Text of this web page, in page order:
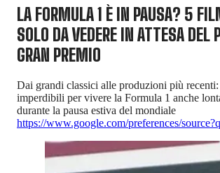
LA FORMULA 1 È IN PAUSA? 5
SOLO DA VEDERE IN ATTESA DEL
GRAN PREMIO
Dai grandi classici alle produzioni più
imperdibili per vivere la Formula 1 anche
durante la pausa estiva del mondiale
https://www.google.com/preferences/